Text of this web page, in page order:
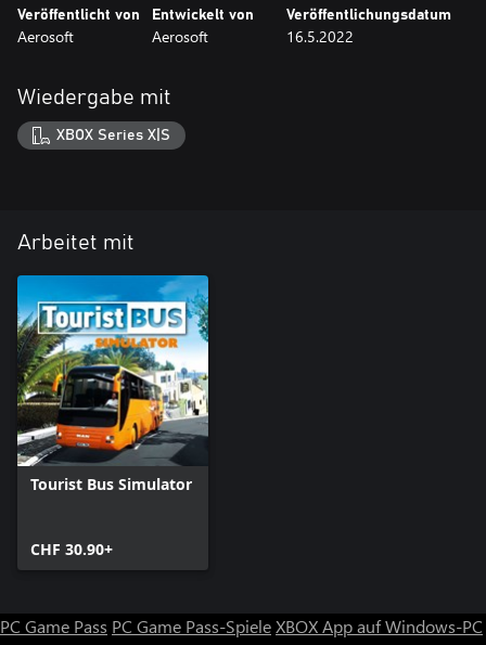
Veröffentlicht von
Aerosoft
Entwickelt von
Aerosoft
Veröffentlichungsdatum
16.5.2022
Wiedergabe mit
XBOX Series X|S
Arbeitet mit
Tourist Bus Simulator
CHF 30.90+
PC Game Pass PC Game Pass-SpieleXBOX App auf Windows-PC